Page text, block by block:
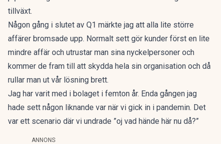
tillväxt.
Någon gång i slutet av Q1 märkte jag att alla lite större
affärer bromsade upp. Normalt sett gör kunder först en lite
mindre affär och utrustar man sina nyckelpersoner och
kommer de fram till att skydda hela sin organisation och då
rullar man ut vår lösning brett.
Jag har varit med i bolaget i femton år. Enda gången jag
hade sett någon liknande var när vi gick in i pandemin. Det
var ett scenario där vi undrade ”oj vad hände här nu då?”
ANNONS